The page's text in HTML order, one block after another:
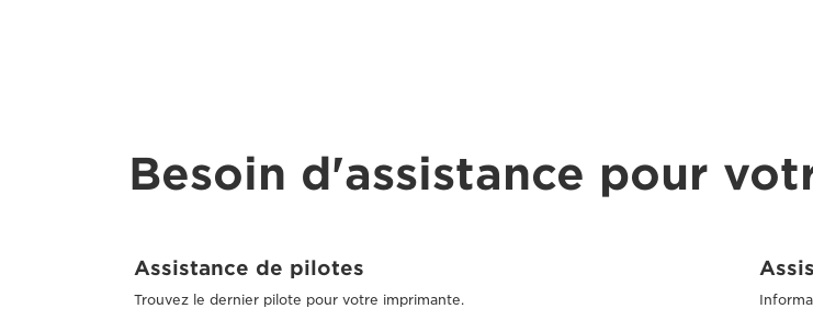
Besoin d'assistance pour
Assistance de pilotes
Trouvez le dernier pilote pour votre imprimante.